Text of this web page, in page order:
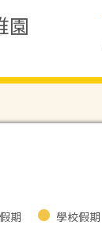
園
期 學校假期